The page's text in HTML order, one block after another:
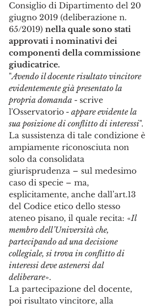
Consiglio di Dipartimento del 20
giugno 2019 (deliberazione n.
65/2019) nella quale sono stati
approvati i nominativi dei
componenti della commissione
giudicatrice.
"Avendo il docente risultato vincitore
evidentemente già presentato la
propria domanda - scrive
l'Osservatorio - appare evidente la
sua posizione di conflitto di interessi".
La sussistenza di tale condizione è
ampiamente riconosciuta non
solo da consolidata
giurisprudenza – sul medesimo
caso di specie – ma,
esplicitamente, anche dall’art.13
del Codice etico dello stesso
ateneo pisano, il quale recita: «Il
membro dell’Università che,
partecipando ad una decisione
collegiale, si trova in conflitto di
interessi deve astenersi dal
deliberare».
La partecipazione del docente,
poi risultato vincitore, alla